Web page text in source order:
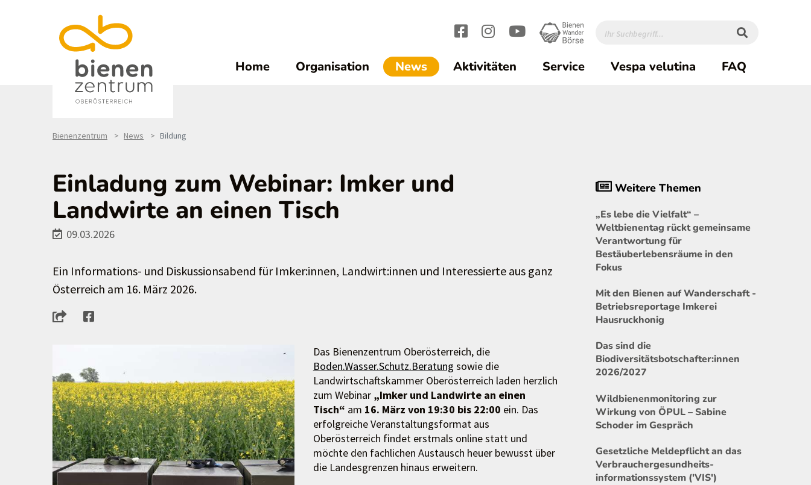
Home Organisation News(current)1
Aktivitäten Service Vespa velutina FAQ
Bienenzentrum News Bildung
Einladung zum Webinar: Imker und
Landwirte an einen Tisch
09.03.2026
Ein Informations- und Diskussionsabend für Imker:innen, Landwirt:innen und Interessierte aus ganz
Österreich am 16. März 2026.
Das Bienenzentrum Oberösterreich, die
Boden.Wasser.Schutz.Beratung sowie die
Landwirtschaftskammer Oberösterreich laden herzlich
zum Webinar „Imker und Landwirte an einen
Tisch“ am 16. März von 19:30 bis 22:00 ein. Das
erfolgreiche Veranstaltungsformat aus
Oberösterreich findet erstmals online statt und
möchte den fachlichen Austausch heuer bewusst über
die Landesgrenzen hinaus erweitern.
Weitere Themen
„Es lebe die Vielfalt“ –
Weltbienentag rückt gemeinsame
Verantwortung für
Bestäuberlebensräume in den
Fokus
Mit den Bienen auf Wanderschaft -
Betriebsreportage Imkerei
Hausruckhonig
Das sind die
Biodiversitätsbotschafter:innen
2026/2027
Wildbienenmonitoring zur
Wirkung von ÖPUL – Sabine
Schoder im Gespräch
Gesetzliche Meldepflicht an das
Verbrauchergesundheits-
informationssystem ('VIS')